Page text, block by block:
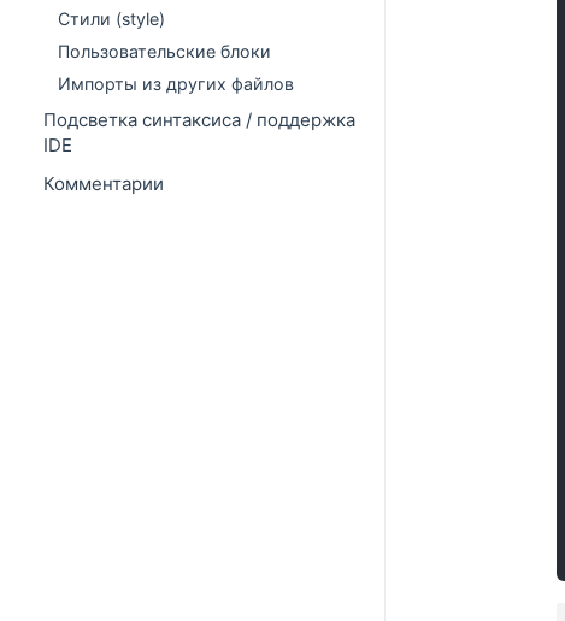
Стили (style)
Пользовательские блоки
Импорты из других файлов
Подсветка синтаксиса / поддержка
IDE
Комментарии